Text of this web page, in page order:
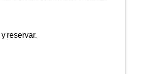
reservar.